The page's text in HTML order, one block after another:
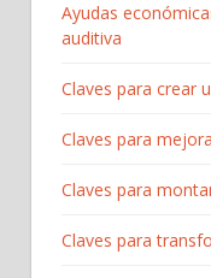
Ayudas
auditiva
Claves para crear
Claves para
Claves para
Claves para